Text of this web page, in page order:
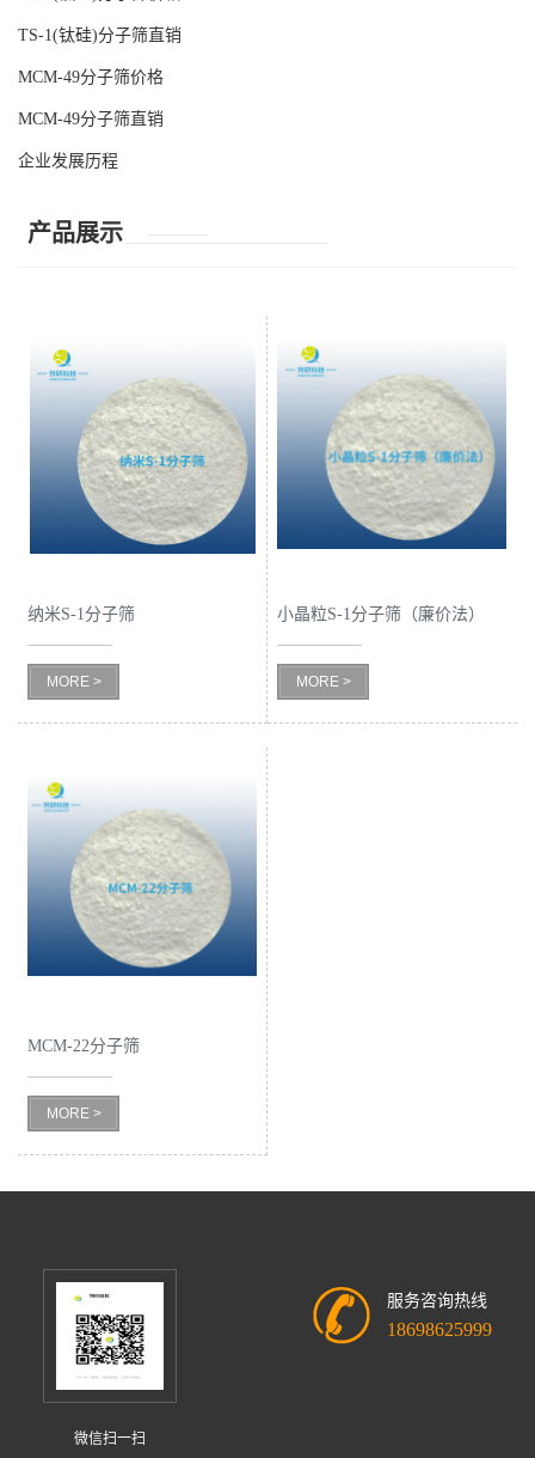
TS-1(钛硅)分子筛直销
MCM-49分子筛价格
MCM-49分子筛直销
企业发展历程
产品展示
纳米S-1分子筛
MORE >
小晶粒S-1分子筛（廉价法）
MORE >
MCM-22分子筛
MORE >
微信扫一扫
服务咨询热线
18698625999